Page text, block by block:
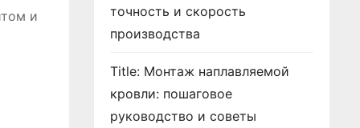
и
точность и скорость
производства
Title: Монтаж наплавляемой
кровли: пошаговое
руководство и советы